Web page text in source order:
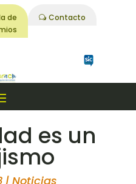
de
Contacto
es un
| Noticias